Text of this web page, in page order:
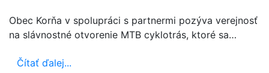
Obec Korňa v spolupráci s partnermi pozýva verejnosť
na slávnostné otvorenie MTB cyklotrás, ktoré sa…
Čítať ďalej...